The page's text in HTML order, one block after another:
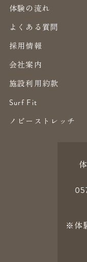
体験の流れ
よくある質問
採用情報
会社案内
施設利用約款
Surf Fit
ノビーストレッチ
※体